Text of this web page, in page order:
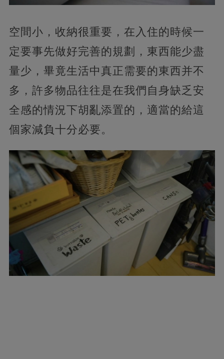
空間小，收納很重要，在入住的時候一
定要事先做好完善的規劃，東西能少盡
量少，畢竟生活中真正需要的東西并不
多，許多物品往往是在我們自身缺乏安
全感的情況下胡亂添置的，適當的給這
個家減負十分必要。